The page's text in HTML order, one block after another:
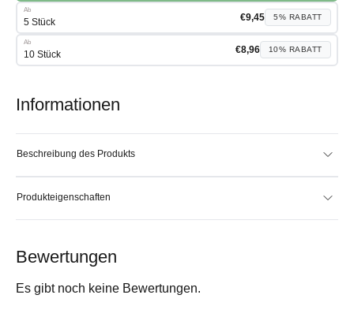
Ab
5 Stück €9,45 5% RABATT
Ab
10 Stück €8,96 10% RABATT
Informationen
Beschreibung des Produkts
Produkteigenschaften
Bewertungen
Es gibt noch keine Bewertungen.